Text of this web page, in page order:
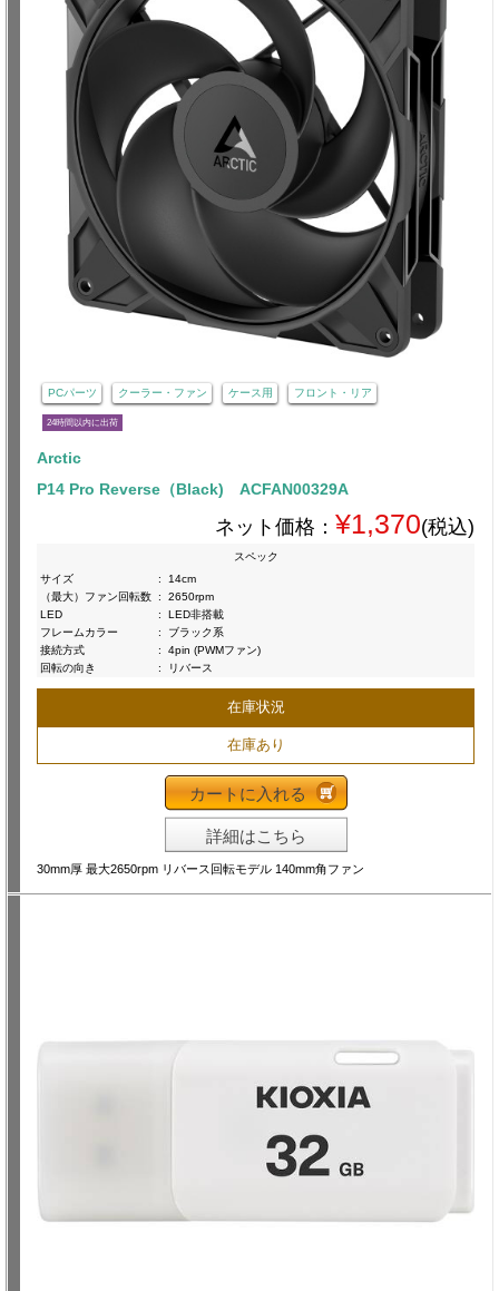
PCパーツ クーラー・ファン ケース用 フロント・リア
24時間以内に出荷
Arctic
P14 Pro Reverse（Black) ACFAN00329A
ネット価格： ¥1,370(税込)
スペック
サイズ
:
14cm
（最大）ファン回転数 :
2650rpm
LED
:
LED非搭載
フレームカラー
:
ブラック系
接続方式
:
4pin (PWMファン)
回転の向き
: リバース
在庫状況
在庫あり
カートに入れる
詳細はこちら
30mm厚 最大2650rpm リバース回転モデル 140mm角ファン